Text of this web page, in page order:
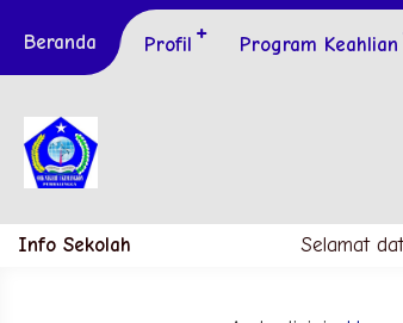
Beranda Profil Program Keahlian
Info Sekolah Selamat